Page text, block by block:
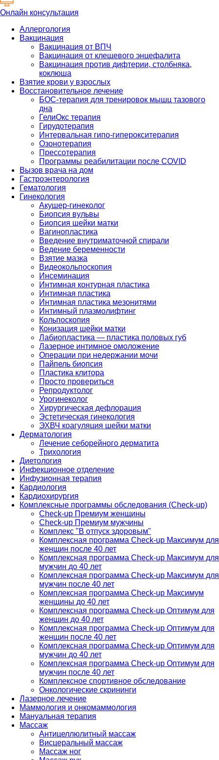
Онлайн консультация
Аллергология
Вакцинация
Вакцинация от ВПЧ
Вакцинация от клещевого энцефалита
Вакцинация против дифтерии, столбняка,
коклюша
Взятие крови у взрослых
Восстановительное лечение
БОС-терапия для тренировок мышц тазового
дна
ГелиОкс терапия
Гирудотерапия
Интервальная гипо-гиперокситерапия
Озонотерапия
Прессотерапия
Программы реабилитации после СOVID
Вызов врача на дом
Гастроэнтерология
Гематология
Гинекология
Акушер-гинеколог
Биопсия вульвы
Биопсия шейки матки
Вагинопластика
Введение внутриматочной спирали
Ведение беременности
Взятие мазка
Видеокольпоскопия
Инсеминация
Интимная контурная пластика
Интимная пластика
Интимная пластика мезонитями
Интимный плазмолифтинг
Кольпоскопия
Конизация шейки матки
Лабиопластика — пластика половых губ
Лазерное интимное омоложение
Операции при недержании мочи
Пайпель биопсия
Пластика клитора
Просто провериться
Репродуктолог
Урогинеколог
Хирургическая дефлорация
Эстетическая гинекология
ЭХВЧ коагуляция шейки матки
Дерматология
Лечение себорейного дерматита
Трихология
Диетология
Инфекционное отделение
Инфузионная терапия
Кардиология
Кардиохирургия
Комплексные программы обследования (Check-up)
Check-up Премиум женщины
Check-up Премиум мужчины
Комплекс "В отпуск здоровым"
Комплексная программа Check-up Максимум для
женщин после 40 лет
Комплексная программа Check-up Максимум для
мужчин до 40 лет
Комплексная программа Check-up Максимум для
мужчин после 40 лет
Комплексная программа Check-up Максимум
женщины до 40 лет
Комплексная программа Check-up Оптимум для
женщин до 40 лет
Комплексная программа Check-up Оптимум для
женщин после 40 лет
Комплексная программа Check-up Оптимум для
мужчин до 40 лет
Комплексная программа Check-up Оптимум для
мужчин после 40 лет
Комплексное спортивное обследование
Онкологические скрининги
Лазерное лечение
Маммология и онкомаммология
Мануальная терапия
Массаж
Антицеллюлитный массаж
Висцеральный массаж
Массаж ног